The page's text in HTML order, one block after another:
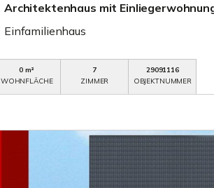
Architektenhaus mit
Einfamilienhaus
0 m²
WOHNFLÄCHE
7
ZIMMER
29091116
OBJEKTNUMMER